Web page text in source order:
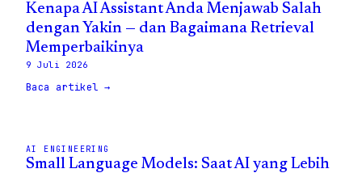
Kenapa AI Assistant Anda Menjawab Salah
dengan Yakin — dan Bagaimana Retrieval
Memperbaikinya
9 Juli 2026
Baca artikel →
AI ENGINEERING
Small Language Models: Saat AI yang Lebih